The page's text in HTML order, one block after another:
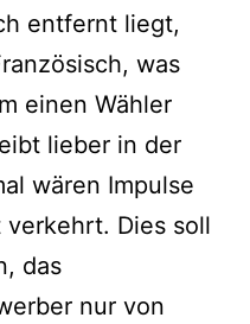
entfernt liegt,
was
einen Wähler
lieber in der
wären Impulse
Dies soll
das
nur von